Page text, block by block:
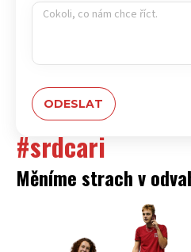
#srdcari
Měníme strach v